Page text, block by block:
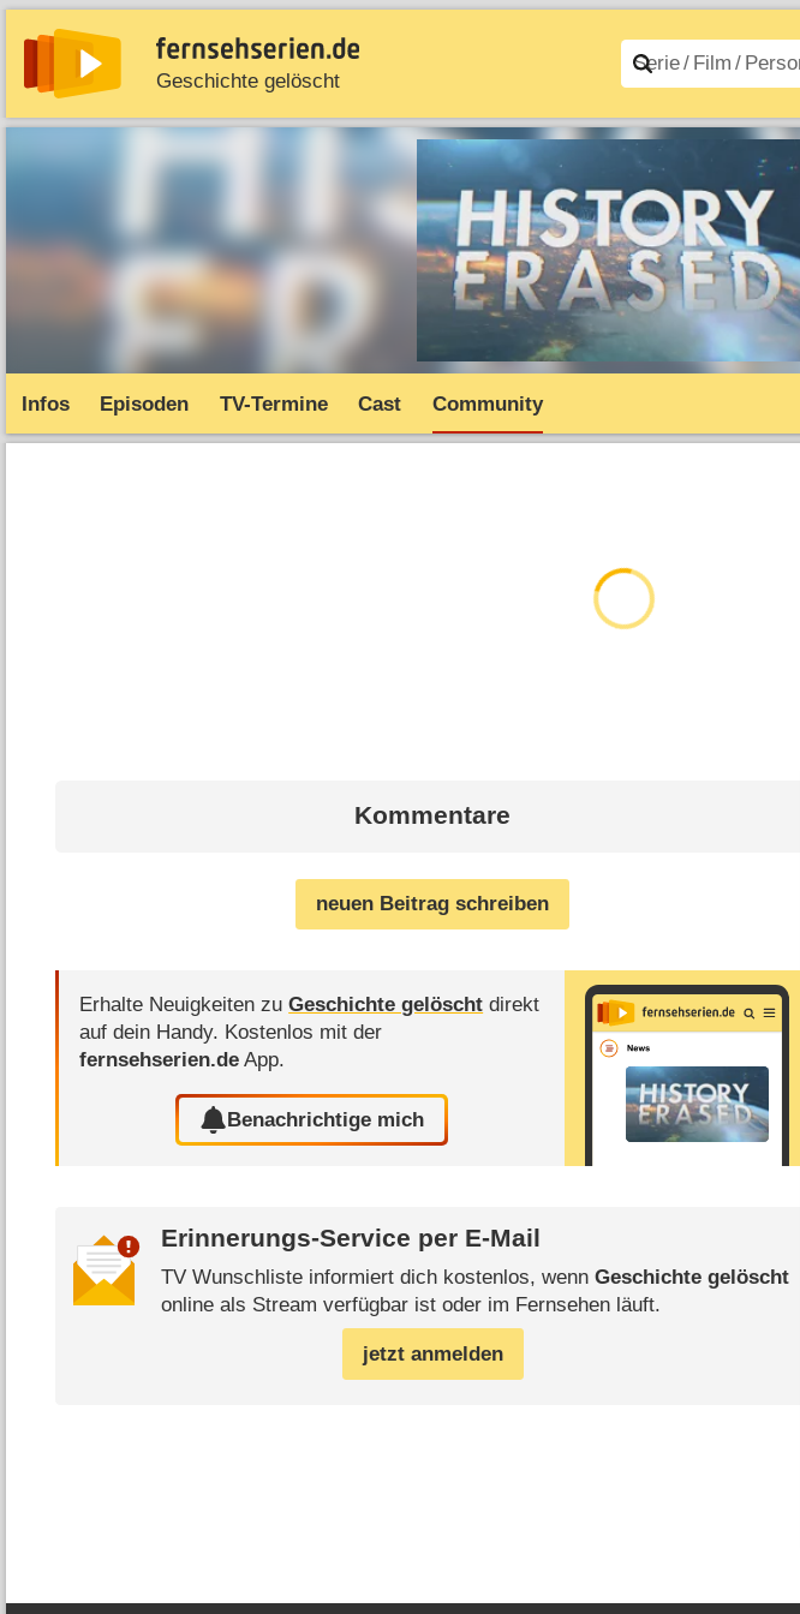
Geschichte gelöscht
News Entdecken Streaming Filme A–Z
Infos Episoden TV-Termine Cast Community
Kommentare
neuen Beitrag schreiben
Erhalte Neuigkeiten zuGeschichte gelöscht direkt
auf dein Handy. Kostenlos mit der
fernsehserien.de App.
Benachrichtige mich
Erinnerungs-Service per E-Mail
TV Wunschliste informiert dich kostenlos, wenn Geschichte gelöscht
online als Stream verfügbar ist oder im Fernsehen läuft.
jetzt anmelden